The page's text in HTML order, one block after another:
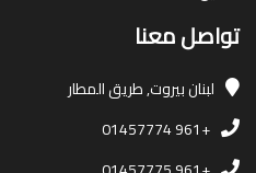
تواصل معنا
لبنانبيروت, طريق المطار
+961 01457774